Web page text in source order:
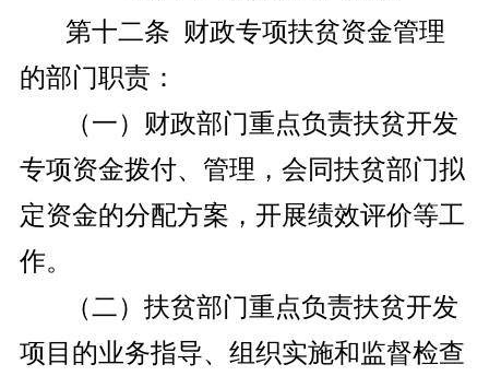
第十二条 财政专项扶贫资金管理
的部门职责：
（一）财政部门重点负责扶贫开发
专项资金拨付、管理，会同扶贫部门拟
定资金的分配方案，开展绩效评价等工
作。
（二）扶贫部门重点负责扶贫开发
项目的业务指导、组织实施和监督检查